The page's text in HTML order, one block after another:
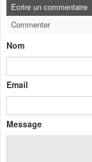
Ecrire un commentaire
Commenter
Nom
Email
Message